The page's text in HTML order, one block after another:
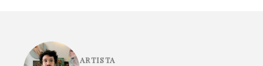
ARTISTA